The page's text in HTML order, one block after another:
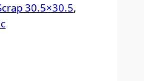
30.5×30.5